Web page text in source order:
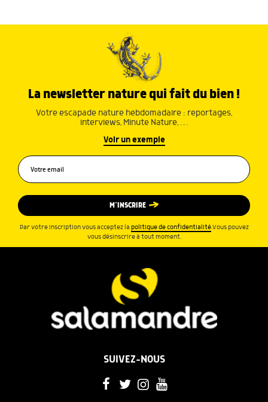
La newsletter nature qui fait du bien !
Votre escapade nature hebdomadaire : reportages,
interviews, Minute Nature, …
Voir un exemple
M’INSCRIRE
Par votre inscription vous acceptez la politique de confidentialité.Vous pouvez
vous désinscrire à tout moment.
SUIVEZ-NOUS